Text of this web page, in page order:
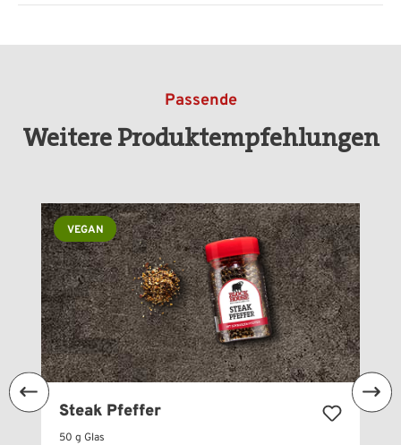
Passende
Weitere Produktempfehlungen
VEGAN
Steak Pfeffer
50 g Glas